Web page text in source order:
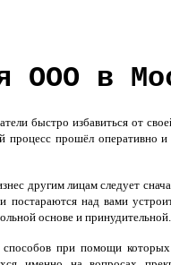
ООО в
быстро избавиться от
прошёл оперативно
другим лицам следует
постараются над вами
основе и принудительной.
способов при помощи